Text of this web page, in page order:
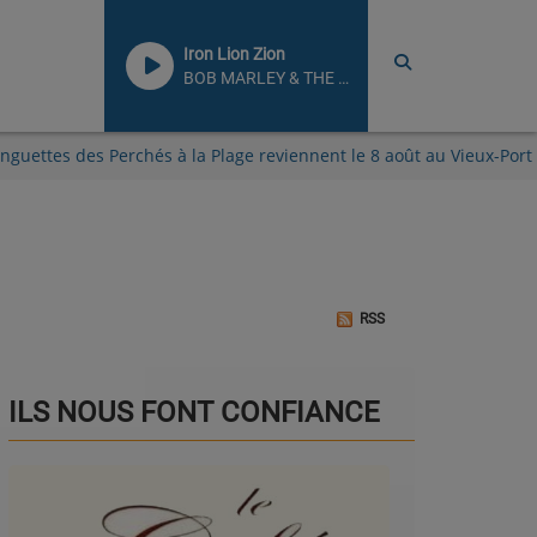
Iron Lion Zion
BOB MARLEY & THE WAILERS
Guinguettes des Perchés à la Plage reviennent le 8 août au
RSS
ILS NOUS FONT CONFIANCE